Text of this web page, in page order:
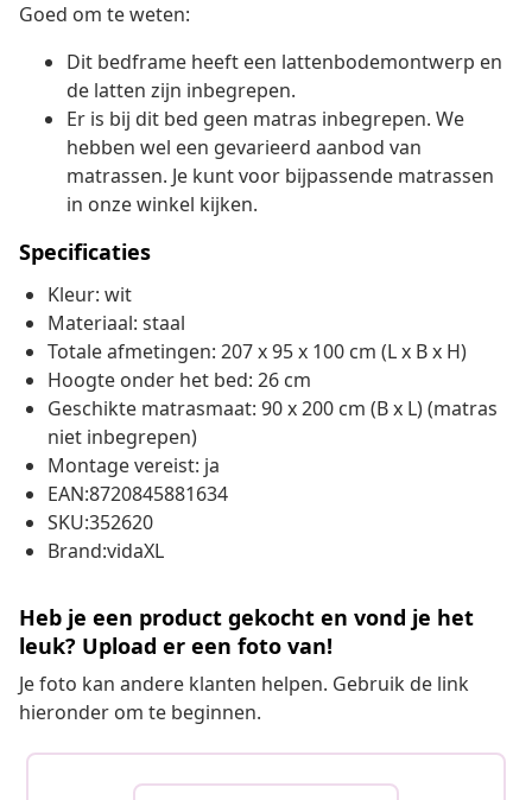
Goed om te weten:
Dit bedframe heeft een lattenbodemontwerp en
de latten zijn inbegrepen.
Er is bij dit bed geen matras inbegrepen. We
hebben wel een gevarieerd aanbod van
matrassen. Je kunt voor bijpassende matrassen
in onze winkel kijken.
Specificaties
Kleur: wit
Materiaal: staal
Totale afmetingen: 207 x 95 x 100 cm (L x B x H)
Hoogte onder het bed: 26 cm
Geschikte matrasmaat: 90 x 200 cm (B x L) (matras
niet inbegrepen)
Montage vereist: ja
EAN:8720845881634
SKU:352620
Brand:vidaXL
Heb je een product gekocht en vond je het
leuk? Upload er een foto van!
Je foto kan andere klanten helpen. Gebruik de link
hieronder om te beginnen.